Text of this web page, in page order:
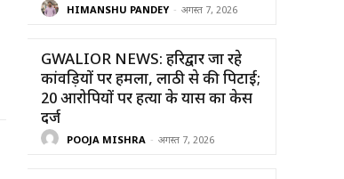
HIMANSHU PANDEY - अगस्त 7, 2026
GWALIOR NEWS: हरिद्वार जा रहे
कांवड़ियों पर हमला, लाठी से की पिटाई;
20 आरोपियों पर हत्या के प्रयास का केस
दर्ज
POOJA MISHRA - अगस्त 7, 2026